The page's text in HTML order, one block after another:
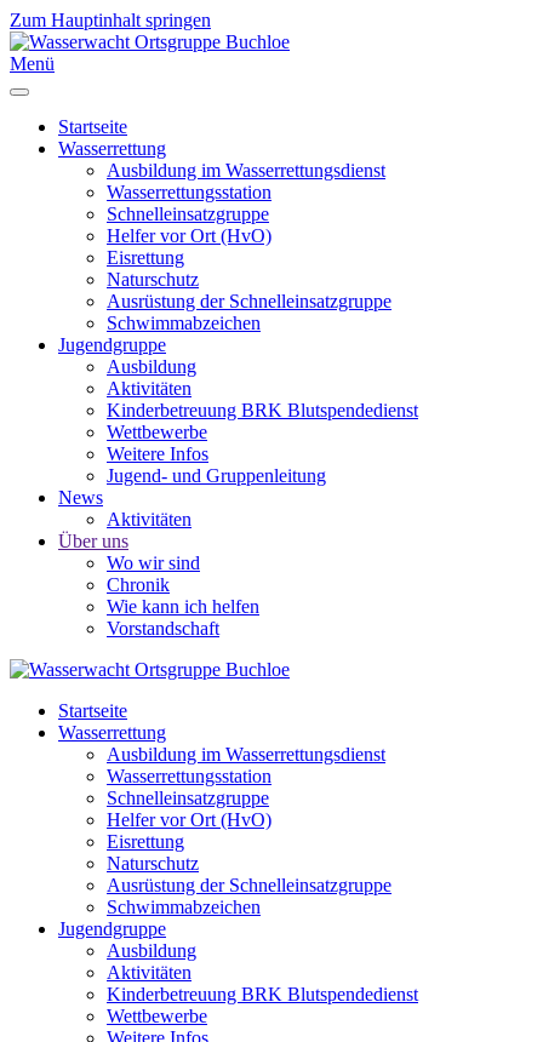
Zum Hauptinhalt springen
Menü
Startseite
Wasserrettung
Ausbildung im Wasserrettungsdienst
Wasserrettungsstation
Schnelleinsatzgruppe
Helfer vor Ort (HvO)
Eisrettung
Naturschutz
Ausrüstung der Schnelleinsatzgruppe
Schwimmabzeichen
Jugendgruppe
Ausbildung
Aktivitäten
Kinderbetreuung BRK Blutspendedienst
Wettbewerbe
Weitere Infos
Jugend- und Gruppenleitung
News
Aktivitäten
Über uns
Wo wir sind
Chronik
Wie kann ich helfen
Vorstandschaft
Startseite
Wasserrettung
Ausbildung im Wasserrettungsdienst
Wasserrettungsstation
Schnelleinsatzgruppe
Helfer vor Ort (HvO)
Eisrettung
Naturschutz
Ausrüstung der Schnelleinsatzgruppe
Schwimmabzeichen
Jugendgruppe
Ausbildung
Aktivitäten
Kinderbetreuung BRK Blutspendedienst
Wettbewerbe
Weitere Infos